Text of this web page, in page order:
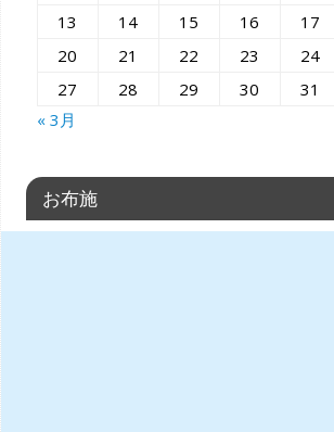
13
14 15 16 17
20
21 22 23 24
27
28 29 30
31
« 3月
お布施